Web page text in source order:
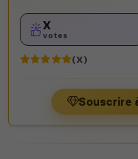
X
votes
(X)
Souscrire